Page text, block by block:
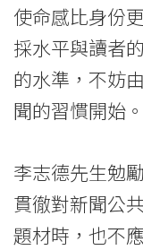
香
港
浸
大
學
使命感比身份
採水平與讀者
的水準，不妨
聞的習慣開始。
李志德先生勉
貫徹對新聞公
題材時，也不